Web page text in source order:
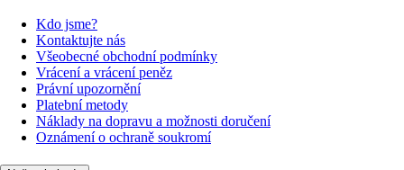
Kdo jsme?
Kontaktujte nás
Všeobecné obchodní podmínky
Vrácení a vrácení peněz
Právní upozornění
Platební metody
Náklady na dopravu a možnosti doručení
Oznámení o ochraně soukromí